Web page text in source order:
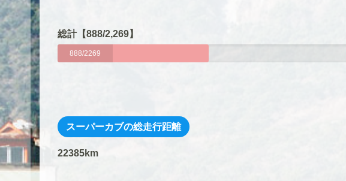
総計【888/2,269】
888/2269
スーパーカブの総走行距離
22385km